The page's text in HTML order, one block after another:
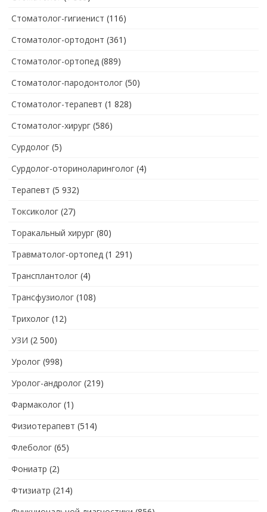
Стоматолог-гигиенист (116)
Стоматолог-ортодонт (361)
Стоматолог-ортопед (889)
Стоматолог-пародонтолог (50)
Стоматолог-терапевт (1 828)
Стоматолог-хирург (586)
Сурдолог (5)
Сурдолог-оториноларинголог (4)
Терапевт (5 932)
Токсиколог (27)
Торакальный хирург (80)
Травматолог-ортопед (1 291)
Трансплантолог (4)
Трансфузиолог (108)
Трихолог (12)
УЗИ (2 500)
Уролог (998)
Уролог-андролог (219)
Фармаколог (1)
Физиотерапевт (514)
Флеболог (65)
Фониатр (2)
Фтизиатр (214)